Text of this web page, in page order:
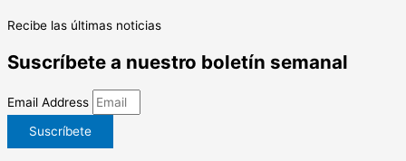
Recibe las últimas noticias
Suscríbete a nuestro boletín semanal
Email Address
Suscríbete